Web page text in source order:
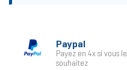
Paypal
Payez en 4x si vous le
souhaitez